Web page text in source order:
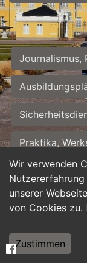
Wir verwenden
unserer
von Cookies zu.
Zustimmen
Journalismus,
Praktika,
Personalwesen
Hilfskräfte,
Weiterbildung,